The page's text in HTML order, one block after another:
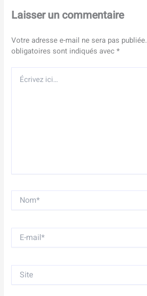
Laisser un commentaire
Votre adresse e-mail ne sera pas publiée.
obligatoires sont indiqués avec*
ici…
Nom*
E-
mail*
Site